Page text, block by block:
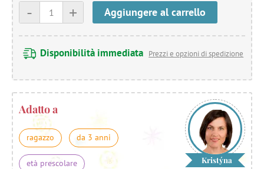
+
- Aggiungere al carrello
Disponibilità immediata Prezzi e opzioni di spedizione
Adatto a
ragazzo da 3 anni
età prescolare Kristýna